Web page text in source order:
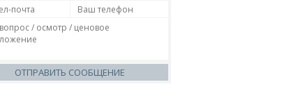
ОТПРАВИТЬ СООБЩЕНИЕ